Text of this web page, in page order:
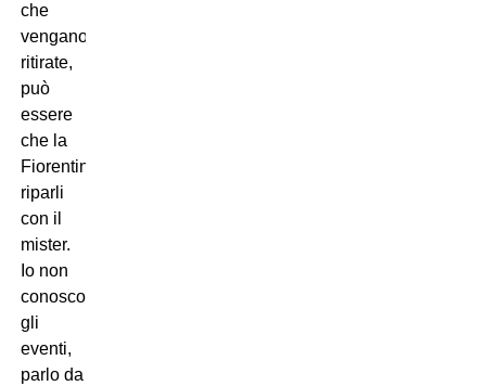
che
vengano
ritirate,
può
essere
che la
Fiorentina
riparli
con il
mister.
Io non
conosco
gli
eventi,
parlo da